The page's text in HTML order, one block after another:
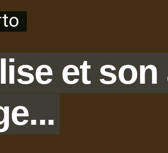
et